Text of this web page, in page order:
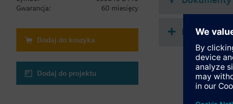
Gwarancja:
60 miesięcy
Dodaj do koszyka
Dodaj do projektu